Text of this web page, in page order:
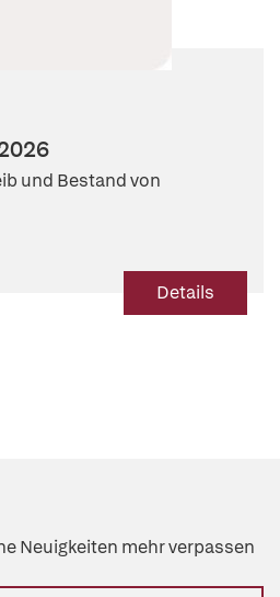
und Bestand von
Details
Neuigkeiten mehr verpassen